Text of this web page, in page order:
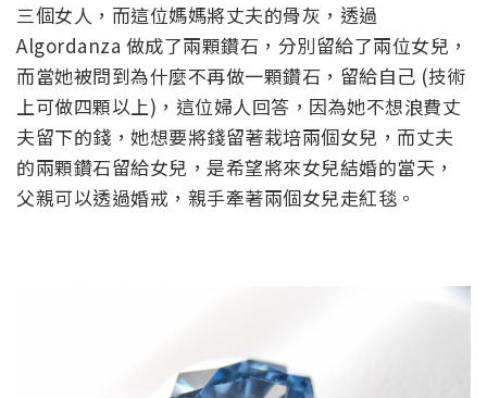
三個女人，而這位媽媽將丈夫的骨灰，透過
Algordanza 做成了兩顆鑽石，分別留給了兩位女兒，
而當她被問到為什麼不再做一顆鑽石，留給自己 (技術
上可做四顆以上)，這位婦人回答，因為她不想浪費丈
夫留下的錢，她想要將錢留著栽培兩個女兒，而丈夫
的兩顆鑽石留給女兒，是希望將來女兒結婚的當天，
父親可以透過婚戒，親手牽著兩個女兒走紅毯。